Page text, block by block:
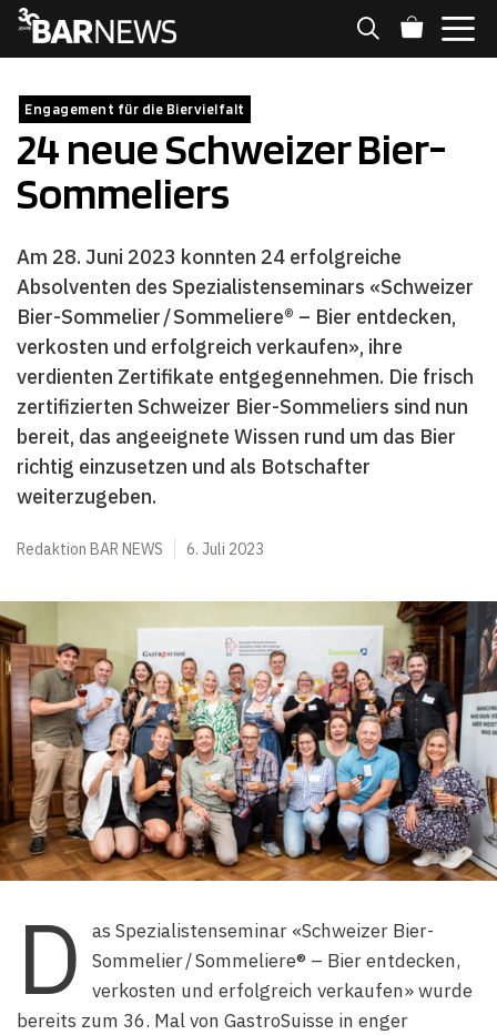
Zum
Inhalt
Engagement für die Biervielfalt
24 neue Schweizer Bier-
Sommeliers
Am 28. Juni 2023 konnten 24 erfolgreiche
Absolventen des Spezialistenseminars «Schweizer
Bier-Sommelier / Sommeliere® – Bier entdecken,
verkosten und erfolgreich verkaufen», ihre
verdienten Zertifikate entgegennehmen. Die frisch
zertifizierten Schweizer Bier-Sommeliers sind nun
bereit, das angeeignete Wissen rund um das Bier
richtig einzusetzen und als Botschafter
weiterzugeben.
Redaktion BAR NEWS 6. Juli 2023
D
as Spezialistenseminar «Schweizer Bier-
Sommelier / Sommeliere® – Bier entdecken,
verkosten und erfolgreich verkaufen» wurde
bereits zum 36. Mal von GastroSuisse in enger